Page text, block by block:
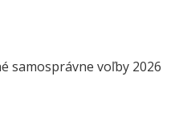
samosprávne voľby 2026